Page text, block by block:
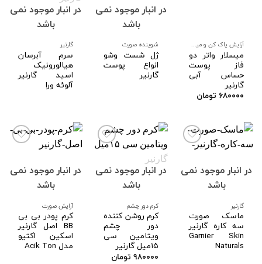
ها
آرایش پاک کن و میسیلار واتر صورت
میسلار واتر دو
فاز پوست
حساس آبی
گارنیر
۶۸۰۰۰۰ تومان
افزودن
در انبار موجود نمی
باشد
شوینده صورت
ژل شست وشو
انواع پوست
گارنیر
افزودن
در انبار موجود نمی
باشد
گارنیر
سرم آبرسان
هیالورونیک
اسید گارنیر
آلوئه ورا
افزودن
در انبار موجود نمی
باشد
گارنیر
ماسک صورت
سه کاره گارنیر
Garnier Skin
Naturals
افزودن
در انبار موجود نمی
باشد
کرم دور چشم
کرم روشن کننده
دور چشم
ویتامین سی
۱۵میل گارنیر
۹۸۰۰۰۰ تومان
افزودن
در انبار موجود نمی
باشد
آرایش صورت
کرم پودر بی بی
BB اصل گارنیر
اسکین اکتیو
مدل Acik Ton